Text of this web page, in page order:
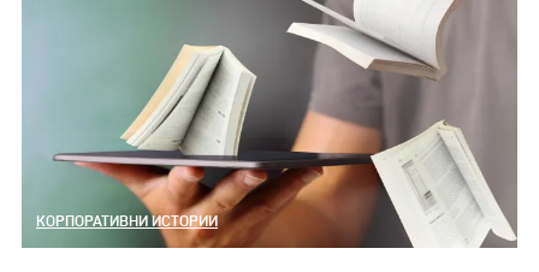
КОРПОРАТИВНИ ИСТОРИИ